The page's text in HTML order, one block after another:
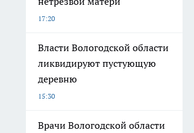
17:20
Власти Вологодской области
ликвидируют пустующую
деревню
15:30
Врачи Вологодской области